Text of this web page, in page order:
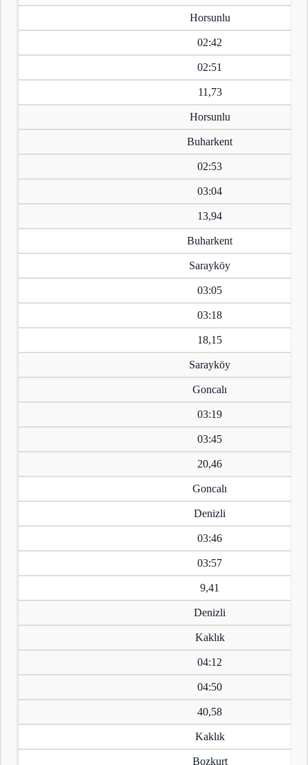
Horsunlu
02:42
02:51
11,73
Horsunlu
Buharkent
02:53
03:04
13,94
Buharkent
Sarayköy
03:05
03:18
18,15
Sarayköy
Goncalı
03:19
03:45
20,46
Goncalı
Denizli
03:46
03:57
9,41
Denizli
Kaklık
04:12
04:50
40,58
Kaklık
Bozkurt